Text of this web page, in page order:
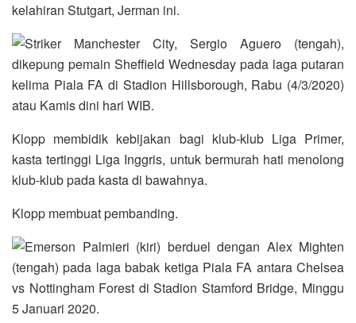
kelahiran Stutgart, Jerman ini.
Klopp membidik kebijakan bagi klub-klub Liga Primer,
kasta tertinggi Liga Inggris, untuk bermurah hati menolong
klub-klub pada kasta di bawahnya.
Klopp membuat pembanding.